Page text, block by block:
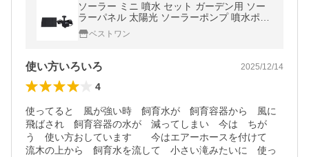
ソーラー ミニ 噴水 セット ガーデン用 ソー
ラーパネル 太陽光 ソーラーポンプ 噴水ポン
プ 庭 池 ((S
ベストワン
使い方いろいろ 2025/12/14
4
使ってると　風が強い時　飼育水が　飼育容器から　風に
飛ばされ　飼育容器の水が　減ってしまい　今は　ちが
う　使い方おしています　　今はエアーホースを付けて
流木の上から　飼育水を流して　小さい滝みたいに　使っ